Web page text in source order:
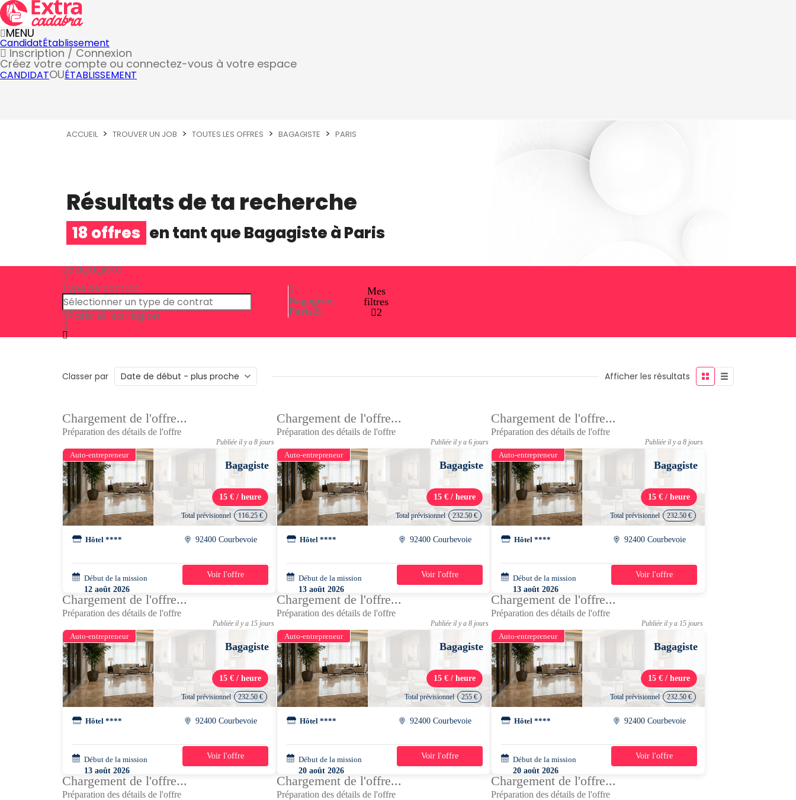
MENU
CandidatÉtablissement
Inscription / Connexion
Créez votre compte ou connectez-vous à votre espace
CANDIDATOUÉTABLISSEMENT
ACCUEIL TROUVER UN JOB TOUTES LES OFFRES BAGAGISTE PARIS
Résultats de ta recherche
18 offres en tant queBagagisteàParis
Bagagiste
Type de contrat
Paris et sa région
Bagagiste,
Paris2
Mes
filtres
2
Classer par Afficher les résultats
Chargement de l'offre...
Préparation des détails de l'offre
Publiée il y a 8 jours
Auto-entrepreneur
Bagagiste
15 € / heure
Total prévisionnel 116.25 €
Hôtel **** 92400 Courbevoie
Début de la mission
12 août 2026
10h00 - 18h30
1 jour
Voir l'offre
Chargement de l'offre...
Préparation des détails de l'offre
Publiée il y a 6 jours
Auto-entrepreneur
Bagagiste
15 € / heure
Total prévisionnel 232.50 €
Hôtel **** 92400 Courbevoie
Début de la mission
13 août 2026
10h00 - 18h30
2 jours
Voir l'offre
Chargement de l'offre...
Préparation des détails de l'offre
Publiée il y a 8 jours
Auto-entrepreneur
Bagagiste
15 € / heure
Total prévisionnel 232.50 €
Hôtel **** 92400 Courbevoie
Début de la mission
13 août 2026
10h00 - 18h30
2 jours
Voir l'offre
Chargement de l'offre...
Préparation des détails de l'offre
Publiée il y a 15 jours
Auto-entrepreneur
Bagagiste
15 € / heure
Total prévisionnel 232.50 €
Hôtel **** 92400 Courbevoie
Début de la mission
13 août 2026
10h00 - 18h30
2 jours
Voir l'offre
Chargement de l'offre...
Préparation des détails de l'offre
Publiée il y a 8 jours
Auto-entrepreneur
Bagagiste
15 € / heure
Total prévisionnel 255 €
Hôtel **** 92400 Courbevoie
Début de la mission
20 août 2026
10h00 - 18h30
2 jours
Voir l'offre
Chargement de l'offre...
Préparation des détails de l'offre
Publiée il y a 15 jours
Auto-entrepreneur
Bagagiste
15 € / heure
Total prévisionnel 232.50 €
Hôtel **** 92400 Courbevoie
Début de la mission
20 août 2026
10h00 - 18h30
2 jours
Voir l'offre
Chargement de l'offre...
Préparation des détails de l'offre
Chargement de l'offre...
Préparation des détails de l'offre
Chargement de l'offre...
Préparation des détails de l'offre